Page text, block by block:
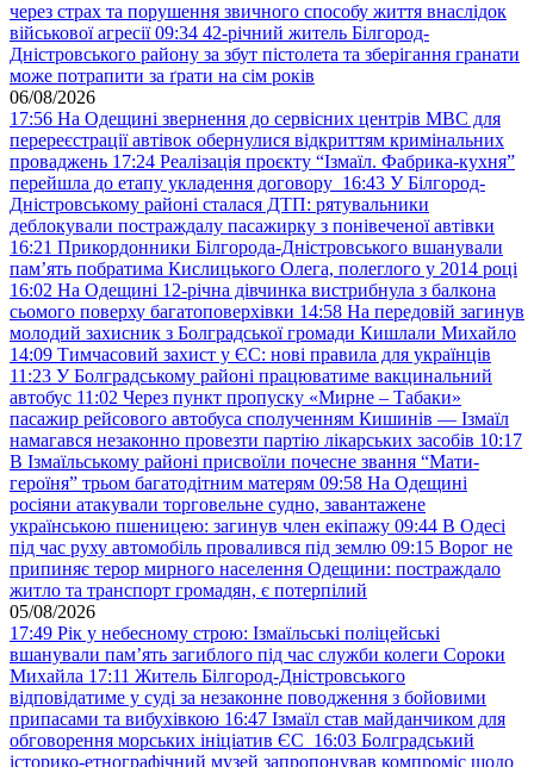
через страх та порушення звичного способу життя внаслідок
військової агресії 09:34 42-річний житель Білгород-
Дністровського району за збут пістолета та зберігання гранати
може потрапити за ґрати на сім років
06/08/2026
17:56 На Одещині звернення до сервісних центрів МВС для
перереєстрації автівок обернулися відкриттям кримінальних
проваджень 17:24 Реалізація проєкту “Ізмаїл. Фабрика-кухня”
перейшла до етапу укладення договору 16:43 У Білгород-
Дністровському районі сталася ДТП: рятувальники
деблокували постраждалу пасажирку з понівеченої автівки
16:21 Прикордонники Білгорода-Дністровського вшанували
пам’ять побратима Кислицького Олега, полеглого у 2014 році
16:02 На Одещині 12-річна дівчинка вистрибнула з балкона
сьомого поверху багатоповерхівки 14:58 На передовій загинув
молодий захисник з Болградської громади Кишлали Михайло
14:09 Тимчасовий захист у ЄС: нові правила для українців
11:23 У Болградському районі працюватиме вакцинальний
автобус 11:02 Через пункт пропуску «Мирне – Табаки»
пасажир рейсового автобуса сполученням Кишинів — Ізмаїл
намагався незаконно провезти партію лікарських засобів 10:17
В Ізмаїльському районі присвоїли почесне звання “Мати-
героїня” трьом багатодітним матерям 09:58 На Одещині
росіяни атакували торговельне судно, завантажене
українською пшеницею: загинув член екіпажу 09:44 В Одесі
під час руху автомобіль провалився під землю 09:15 Ворог не
припиняє терор мирного населення Одещини: постраждало
житло та транспорт громадян, є потерпілий
05/08/2026
17:49 Рік у небесному строю: Ізмаїльські поліцейські
вшанували пам’ять загиблого під час служби колеги Сороки
Михайла 17:11 Житель Білгород-Дністровського
відповідатиме у суді за незаконне поводження з бойовими
припасами та вибухівкою 16:47 Ізмаїл став майданчиком для
обговорення морських ініціатив ЄС 16:03 Болградський
історико-етнографічний музей запропонував компроміс щодо